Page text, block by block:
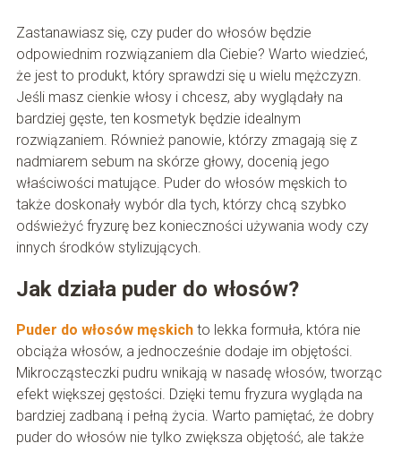
Zastanawiasz się, czy puder do włosów będzie
odpowiednim rozwiązaniem dla Ciebie? Warto wiedzieć,
że jest to produkt, który sprawdzi się u wielu mężczyzn.
Jeśli masz cienkie włosy i chcesz, aby wyglądały na
bardziej gęste, ten kosmetyk będzie idealnym
rozwiązaniem. Również panowie, którzy zmagają się z
nadmiarem sebum na skórze głowy, docenią jego
właściwości matujące. Puder do włosów męskich to
także doskonały wybór dla tych, którzy chcą szybko
odświeżyć fryzurę bez konieczności używania wody czy
innych środków stylizujących.
Jak działa puder do włosów?
Puder do włosów męskichto lekka formuła, która nie
obciąża włosów, a jednocześnie dodaje im objętości.
Mikrocząsteczki pudru wnikają w nasadę włosów, tworząc
efekt większej gęstości. Dzięki temu fryzura wygląda na
bardziej zadbaną i pełną życia. Warto pamiętać, że dobry
puder do włosów nie tylko zwiększa objętość, ale także